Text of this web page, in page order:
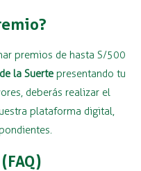
premios de hasta S/500
la Suerte presentando tu
deberás realizar el
plataforma digital,